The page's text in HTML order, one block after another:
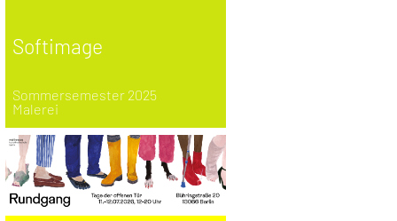
Softimage
Sommersemester 2025
Malerei